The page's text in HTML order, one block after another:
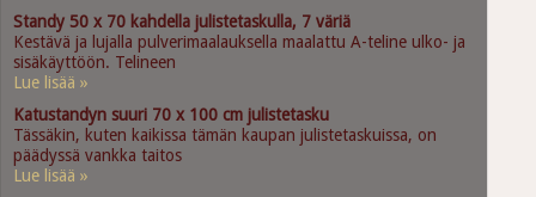
Standy 50 x 70 kahdella julistetaskulla, 7 väriä
Kestävä ja lujalla pulverimaalauksella maalattu A-teline ulko- ja
sisäkäyttöön. Telineen
Lue lisää »
Katustandyn suuri 70 x 100 cm julistetasku
Tässäkin, kuten kaikissa tämän kaupan julistetaskuissa, on
päädyssä vankka taitos
Lue lisää »